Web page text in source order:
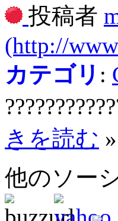
投稿者
(http://
カテゴリ :
きを読む »
他のソー